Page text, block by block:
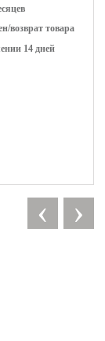
возврат товара
14 дней
‹ ›